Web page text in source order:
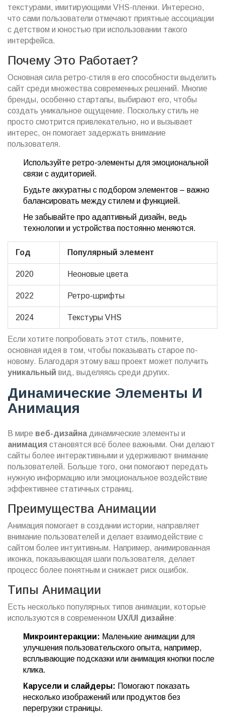
текстурами, имитирующими VHS-пленки. Интересно,
что сами пользователи отмечают приятные ассоциации
с детством и юностью при использовании такого
интерфейса.
Почему Это Работает?
Основная сила ретро-стиля в его способности выделить
сайт среди множества современных решений. Многие
бренды, особенно стартапы, выбирают его, чтобы
создать уникальное ощущение. Поскольку стиль не
просто смотрится привлекательно, но и вызывает
интерес, он помогает задержать внимание
пользователя.
Используйте ретро-элементы для эмоциональной
связи с аудиторией.
Будьте аккуратны с подбором элементов – важно
балансировать между стилем и функцией.
Не забывайте про адаптивный дизайн, ведь
технологии и устройства постоянно меняются.
Год Популярный элемент
2020 Неоновые цвета
2022 Ретро-шрифты
2024 Текстуры VHS
Если хотите попробовать этот стиль, помните,
основная идея в том, чтобы показывать старое по-
новому. Благодаря этому ваш проект может получить
уникальный вид, выделяясь среди других.
Динамические Элементы И
Анимация
В мире веб-дизайнадинамические элементы и
анимация становятся всё более важными. Они делают
сайты более интерактивными и удерживают внимание
пользователей. Больше того, они помогают передать
нужную информацию или эмоциональное воздействие
эффективнее статичных страниц.
Преимущества Анимации
Анимация помогает в создании истории, направляет
внимание пользователей и делает взаимодействие с
сайтом более интуитивным. Например, анимированная
иконка, показывающая шаги пользователя, делает
процесс более понятным и снижает риск ошибок.
Типы Анимации
Есть несколько популярных типов анимации, которые
используются в современном UX/UI дизайне:
Микроинтеракции: Маленькие анимации для
улучшения пользовательского опыта, например,
всплывающие подсказки или анимация кнопки после
клика.
Карусели и слайдеры: Помогают показать
несколько изображений или продуктов без
перегрузки страницы.